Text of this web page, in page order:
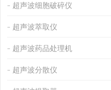
超声波细胞破碎仪
超声波萃取仪
超声波药品处理机
超声波分散仪